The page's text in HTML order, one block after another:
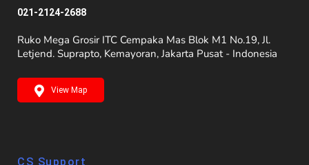
021-2124-2688
Ruko Mega Grosir ITC Cempaka Mas Blok M1 No.19, Jl.
Letjend. Suprapto, Kemayoran, Jakarta Pusat - Indonesia
View Map
CS Support